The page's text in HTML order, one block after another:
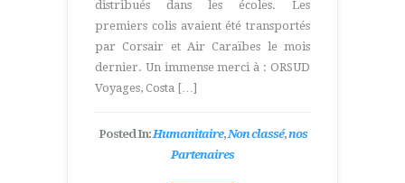
distribués dans les écoles. Les
premiers colis avaient été transportés
par Corsair et Air Caraïbes le mois
dernier. Un immense merci à : ORSUD
Voyages, Costa […]
Posted In:Humanitaire,Non classé,nos
Partenaires